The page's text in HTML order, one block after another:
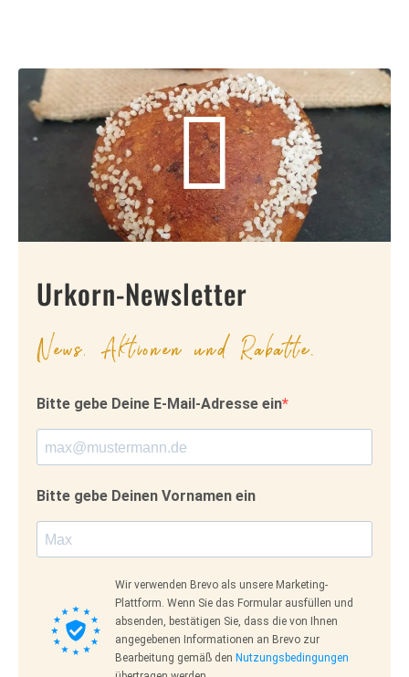
Urkorn-Newsletter
News, Aktionen und Rabatte.
Bitte gebe Deine E-Mail-Adresse ein
Bitte gebe Deinen Vornamen ein
Wir verwenden Brevo als unsere Marketing-
Plattform. Wenn Sie das Formular ausfüllen und
absenden, bestätigen Sie, dass die von Ihnen
angegebenen Informationen an Brevo zur
Bearbeitung gemäß den Nutzungsbedingungen